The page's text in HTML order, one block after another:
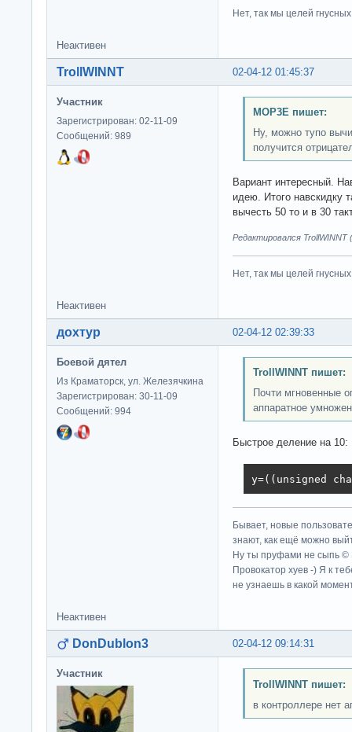
Нет, так мы целей
Неактивен
02-04-12 01:45:37
TrollWINNT
Участник
Зарегистрирован: 02-11-09
Сообщений: 989
MOP3E пишет:
Ну, можно тупо
получится
Вариант интересный.
идею. Итого навскидку
вычесть 50 то и в 30
Редактировался TrollWINNT
Нет, так мы целей
Неактивен
02-04-12 02:39:33
дохтур
Боевой дятел
Из Краматорск, ул. Железячкина
Зарегистрирован: 30-11-09
Сообщений: 994
TrollWINNT пишет:
Почти мгновенные
аппаратное
Быстрое деление на 10:
y=((unsigned
Бывает, новые
знают, как ещё можно
Ну ты пруфами не сыпь ©
Провокатор хуев -) Я к
не узнаешь в какой
Неактивен
02-04-12 09:14:31
DonDublon3
Участник
TrollWINNT пишет:
в контроллере нет